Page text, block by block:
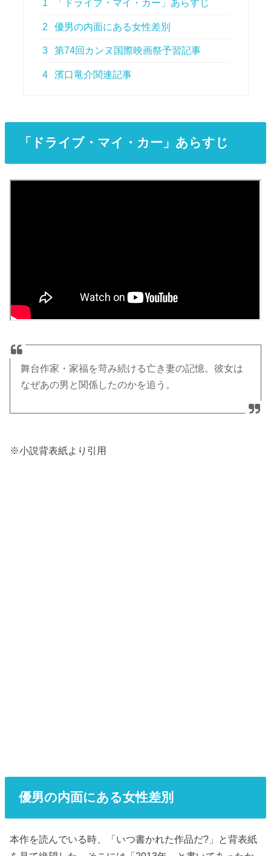
1 「ドライブ・マイ・カー」あらすじ
2 優男の内面にある女性差別
3 第74回カンヌ国際映画祭予習記事
4 濱口竜介関連記事
「ドライブ・マイ・カー」あらすじ
舞台作家・家福を苛み続ける亡き妻の記憶。彼女は
なぜあの男と関係したのかを追う。
※小説背表紙より引用
優男の内面にある女性差別
本作を読んでいる時、「いつ書かれた作品だ?」と背表紙